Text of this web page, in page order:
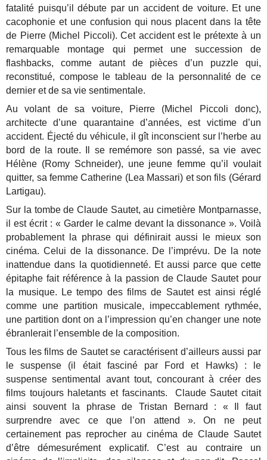
fatalité puisqu’il débute par un accident de voiture. Et une
cacophonie et une confusion qui nous placent dans la tête
de Pierre (Michel Piccoli). Cet accident est le prétexte à un
remarquable montage qui permet une succession de
flashbacks, comme autant de pièces d’un puzzle qui,
reconstitué, compose le tableau de la personnalité de ce
dernier et de sa vie sentimentale.
Au volant de sa voiture, Pierre (Michel Piccoli donc),
architecte d’une quarantaine d’années, est victime d’un
accident. Éjecté du véhicule, il gît inconscient sur l’herbe au
bord de la route. Il se remémore son passé, sa vie avec
Hélène (Romy Schneider), une jeune femme qu’il voulait
quitter, sa femme Catherine (Lea Massari) et son fils (Gérard
Lartigau).
Sur la tombe de Claude Sautet, au cimetière Montparnasse,
il est écrit : « Garder le calme devant la dissonance ». Voilà
probablement la phrase qui définirait aussi le mieux son
cinéma. Celui de la dissonance. De l’imprévu. De la note
inattendue dans la quotidienneté. Et aussi parce que cette
épitaphe fait référence à la passion de Claude Sautet pour
la musique. Le tempo des films de Sautet est ainsi réglé
comme une partition musicale, impeccablement rythmée,
une partition dont on a l’impression qu’en changer une note
ébranlerait l’ensemble de la composition.
Tous les films de Sautet se caractérisent d’ailleurs aussi par
le suspense (il était fasciné par Ford et Hawks) : le
suspense sentimental avant tout, concourant à créer des
films toujours haletants et fascinants. Claude Sautet citait
ainsi souvent la phrase de Tristan Bernard : « Il faut
surprendre avec ce que l’on attend ». On ne peut
certainement pas reprocher au cinéma de Claude Sautet
d’être démesurément explicatif. C’est au contraire un